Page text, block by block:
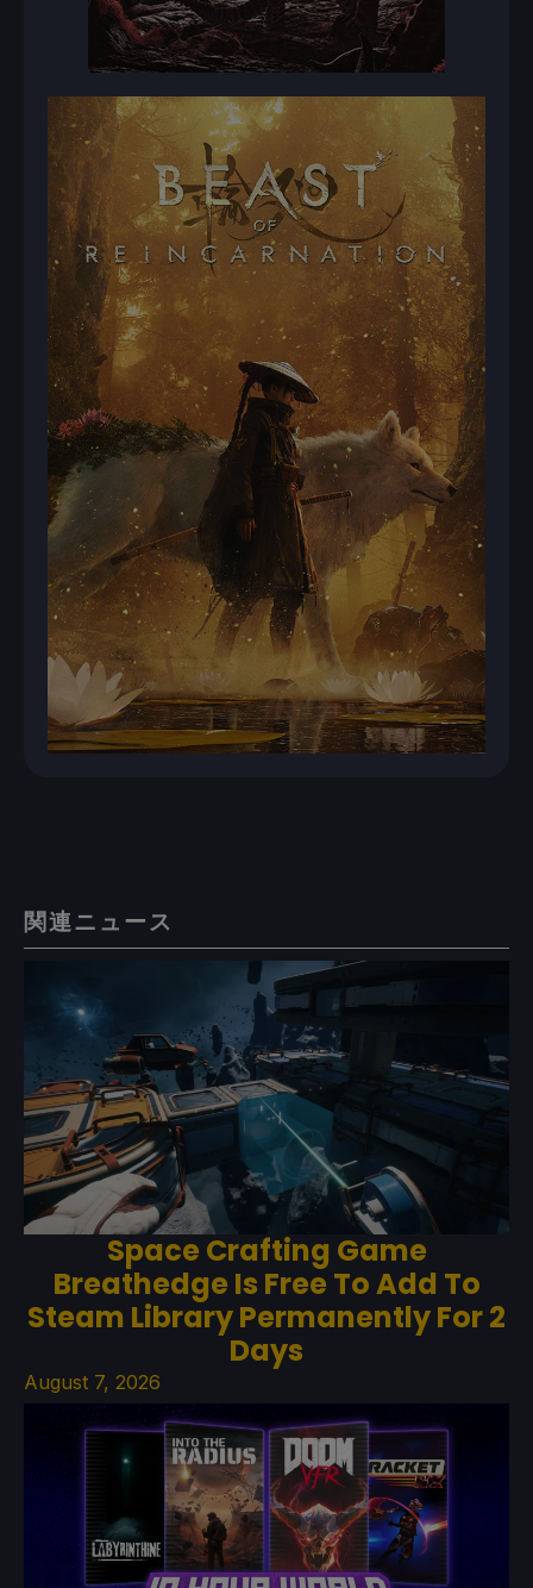
関連ニュース
Space Crafting Game
Breathedge Is Free To Add To
Steam Library Permanently For 2
Days
August 7, 2026